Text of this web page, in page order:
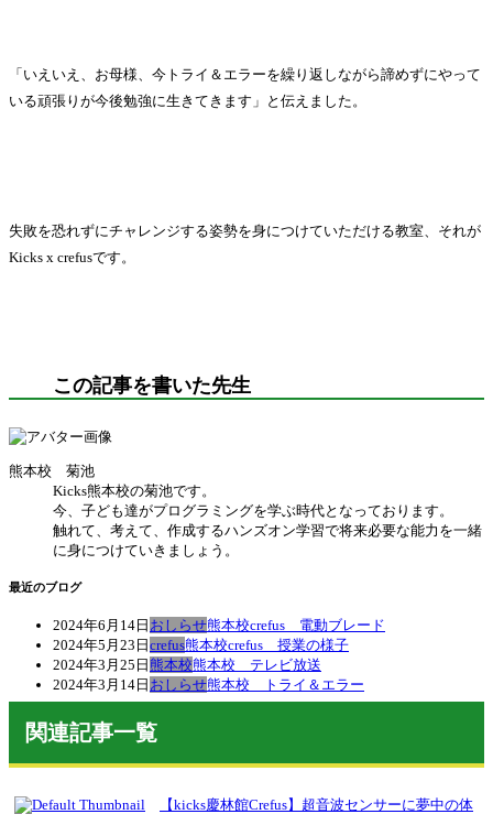
「いえいえ、お母様、今トライ＆エラーを繰り返しながら諦めずにやって
いる頑張りが今後勉強に生きてきます」と伝えました。
失敗を恐れずにチャレンジする姿勢を身につけていただける教室、それが
Kicks x crefusです。
この記事を書いた先生
熊本校 菊池
Kicks熊本校の菊池です。
今、子ども達がプログラミングを学ぶ時代となっております。
触れて、考えて、作成するハンズオン学習で将来必要な能力を一緒
に身につけていきましょう。
最近のブログ
2024年6月14日 おしらせ熊本校crefus 電動ブレード
2024年5月23日 crefus熊本校crefus 授業の様子
2024年3月25日 熊本校熊本校 テレビ放送
2024年3月14日 おしらせ熊本校 トライ＆エラー
関連記事一覧
【kicks慶林館Crefus】超音波センサーに夢中の体